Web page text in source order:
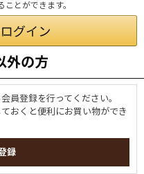
とができます。
外の方
員登録を行ってください。
おくと便利にお買い物ができ